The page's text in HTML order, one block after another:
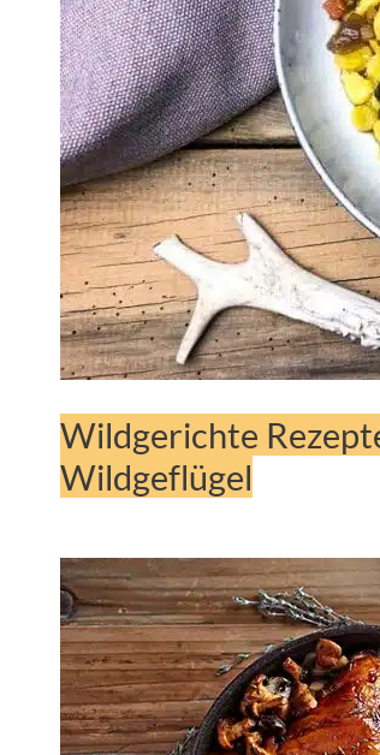
Wildgerichte
Wildgeflügel